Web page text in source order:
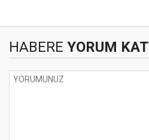
HABERE YORUM KAT